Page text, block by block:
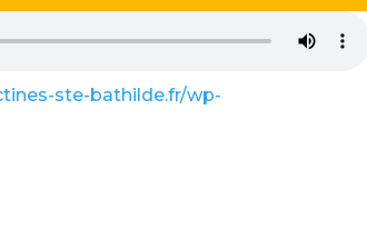
ste-bathilde.fr/wp-